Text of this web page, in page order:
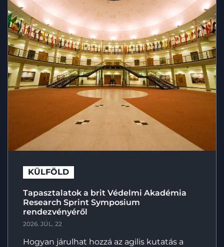
KÜLFÖLD
Tapasztalatok a brit Védelmi Akadémia
Research Sprint Symposium
rendezvényéről
2026. JÚL. 22
Hogyan járulhat hozzá az agilis kutatás a